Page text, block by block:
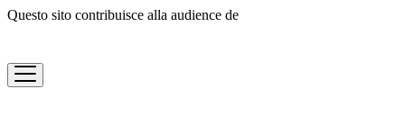
Questo sito contribuisce alla audience de